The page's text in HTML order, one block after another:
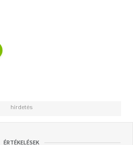
ÉRTÉKELÉSEK